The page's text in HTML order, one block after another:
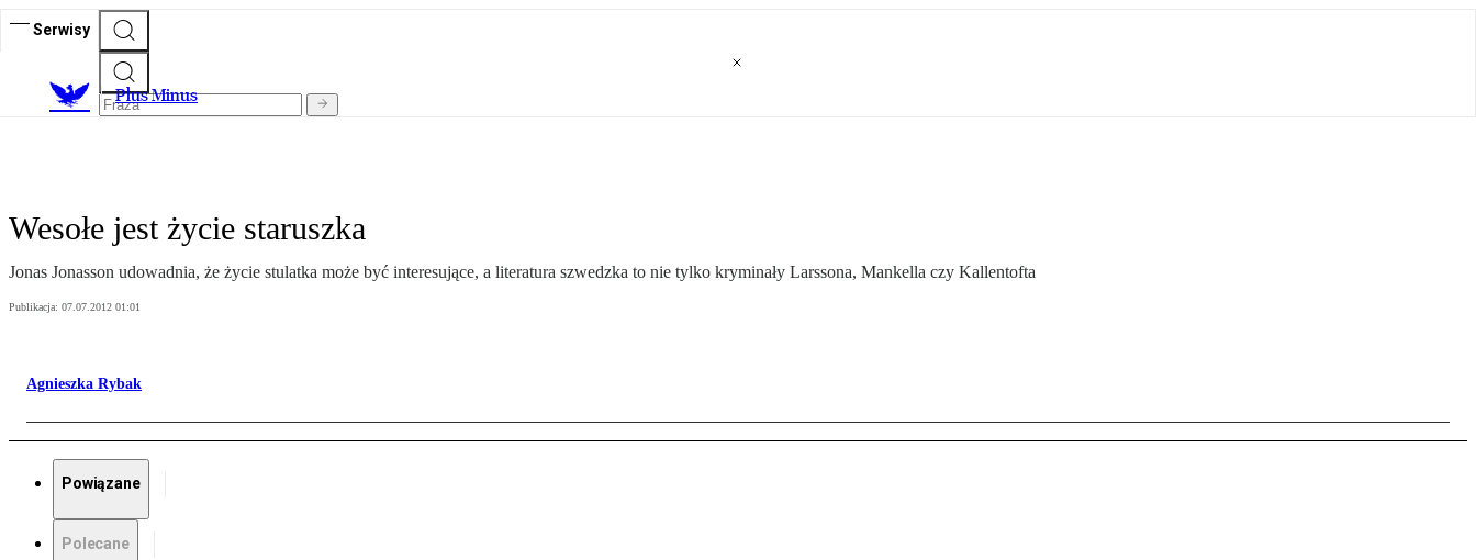
Serwisy
Plus Minus
Wesołe jest życie staruszka
Jonas Jonasson udowadnia, że życie stulatka może być interesujące, a literatura szwedzka to nie tylko kryminały Larssona, Mankella czy Kallentofta
Publikacja: 07.07.2012 01:01
Agnieszka Rybak
Powiązane
Polecane